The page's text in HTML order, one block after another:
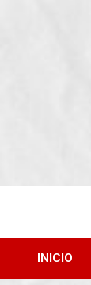
INICIO